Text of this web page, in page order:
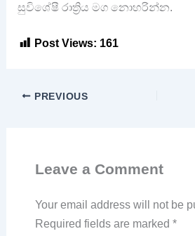
සුවිශේෂී රාත්‍රිය මග නොහරින්න.
Post Views: 161
PREVIOUS
Leave a Comment
Your email address will not be
Required fields are marked *